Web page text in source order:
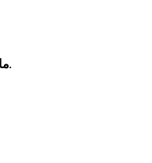
ما هي طقوس عيد الميلاد.